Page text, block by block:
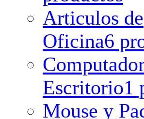
Articulos de
Oficina6
Escritorio1
Mouse y